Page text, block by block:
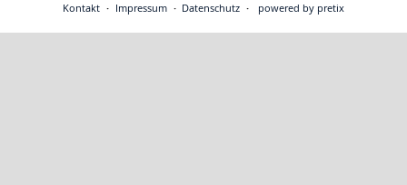
Kontakt Impressum Datenschutz powered by pretix